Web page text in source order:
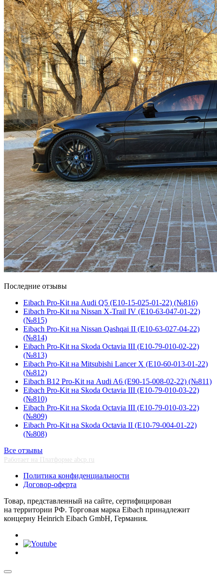
Последние отзывы
Eibach Pro-Kit на Audi Q5 (E10-15-025-01-22) (№816)
Eibach Pro-Kit на Nissan X-Trail IV (E10-63-047-01-22)
(№815)
Eibach Pro-Kit на Nissan Qashqai II (E10-63-027-04-22)
(№814)
Eibach Pro-Kit на Skoda Octavia III (E10-79-010-02-22)
(№813)
Eibach Pro-Kit на Mitsubishi Lancer X (E10-60-013-01-22)
(№812)
Eibach B12 Pro-Kit на Audi A6 (E90-15-008-02-22) (№811)
Eibach Pro-Kit на Skoda Octavia III (E10-79-010-03-22)
(№810)
Eibach Pro-Kit на Skoda Octavia III (E10-79-010-03-22)
(№809)
Eibach Pro-Kit на Skoda Octavia II (E10-79-004-01-22)
(№808)
Все отзывы
Работает на Платформе abcp.ru
Политика конфиденциальности
Договор-оферта
Товар, представленный на сайте, сертифицирован
на территории РФ. Торговая марка Eibach принадлежит
концерну Heinrich Eibach GmbH, Германия.